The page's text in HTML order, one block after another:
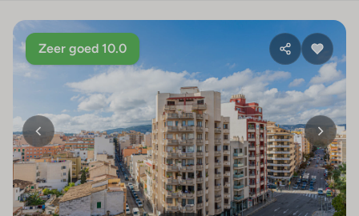
Zeer goed 10.0